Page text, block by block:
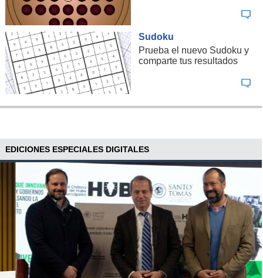
Sudoku
Prueba el nuevo Sudoku y
comparte tus resultados
EDICIONES ESPECIALES DIGITALES